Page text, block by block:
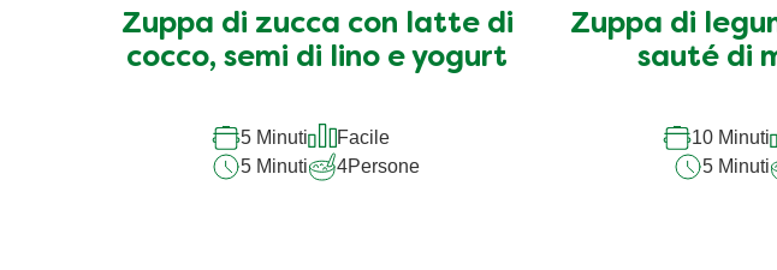
Zuppa di zucca con latte di
cocco, semi di lino e yogurt
5 Minuti
Facile
5 Minuti
4Persone
Zuppa di
sauté di
10 Minuti
5 Minuti